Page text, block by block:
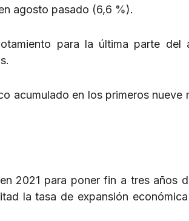
agosto pasado (6,6 %).
para la última parte del
acumulado en los primeros nueve
2021 para poner fin a tres años
la tasa de expansión